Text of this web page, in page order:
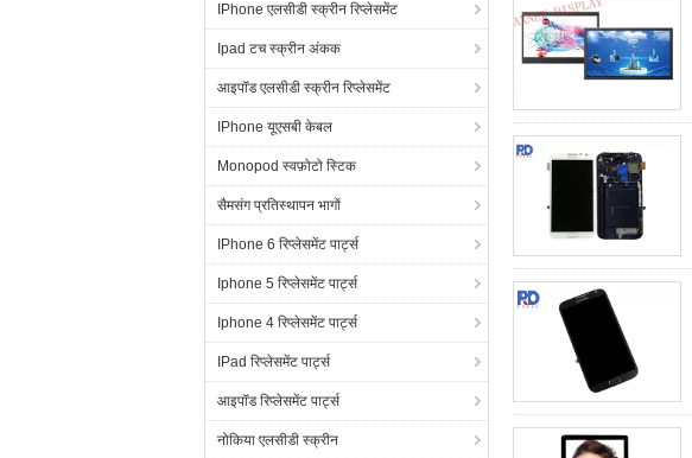
IPhone एलसीडी स्क्रीन रिप्लेसमेंट
Ipad टच स्क्रीन अंकक
आइपॉड एलसीडी स्क्रीन रिप्लेसमेंट
IPhone यूएसबी केबल
Monopod स्वफ़ोटो स्टिक
सैमसंग प्रतिस्थापन भागों
IPhone 6 रिप्लेसमेंट पार्ट्स
Iphone 5 रिप्लेसमेंट पार्ट्स
Iphone 4 रिप्लेसमेंट पार्ट्स
IPad रिप्लेसमेंट पार्ट्स
आइपॉड रिप्लेसमेंट पार्ट्स
नोकिया एलसीडी स्क्रीन